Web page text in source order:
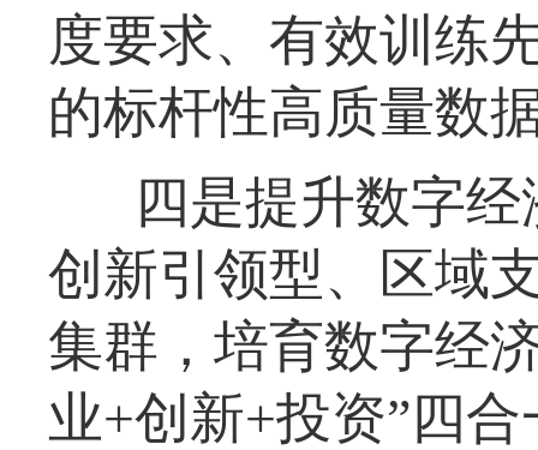
度要求、有效训练
的标杆性高质量数
四是提升数字
创新引领型、区域
集群，培育数字经
业+创新+投资”四